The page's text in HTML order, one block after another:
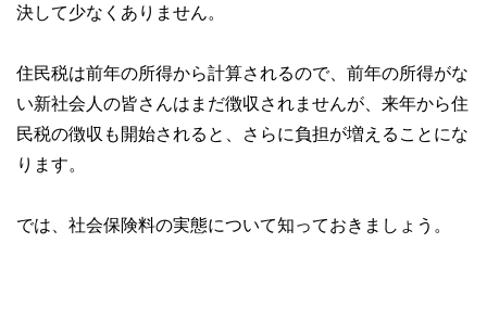
決して少なくありません。
住民税は前年の所得から計算されるので、前年の所得がな
い新社会人の皆さんはまだ徴収されませんが、来年から住
民税の徴収も開始されると、さらに負担が増えることにな
ります。
では、社会保険料の実態について知っておきましょう。